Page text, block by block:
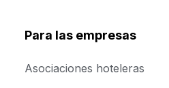
Para las empresas
Asociaciones hoteleras